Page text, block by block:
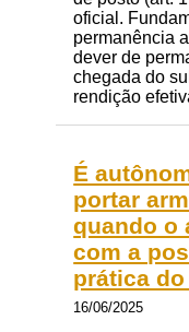
oficial.
permanência
dever de
chegada do
rendição
É
portar
quando o
com a
prática
16/06/2025